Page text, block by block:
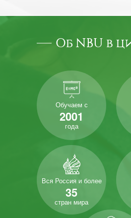
Об NBU в
Обучаем с
2001
года
Вся Россия и более
35
стран мира